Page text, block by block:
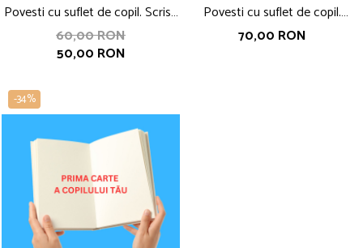
Povesti cu suflet de copil. Scrise
de copii, indragite la orice varsta,
coordonator Nicoleta Fotau-
60,00 RON
50,00 RON
Povesti cu suflet de copil.
coordonator Nicoleta Fotau-
70,00 RON
-34%